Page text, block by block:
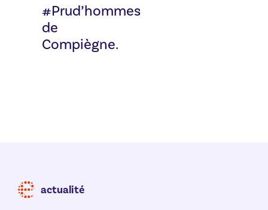
#Prud’hommes
de
Compiègne.
actualité